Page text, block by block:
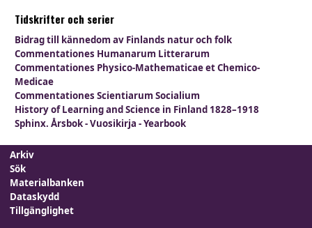
Tidskrifter och serier
Bidrag till kännedom av Finlands natur och folk
Commentationes Humanarum Litterarum
Commentationes Physico-Mathematicae et Chemico-
Medicae
Commentationes Scientiarum Socialium
History of Learning and Science in Finland 1828–1918
Sphinx. Årsbok - Vuosikirja - Yearbook
Arkiv
Sök
Materialbanken
Dataskydd
Tillgänglighet